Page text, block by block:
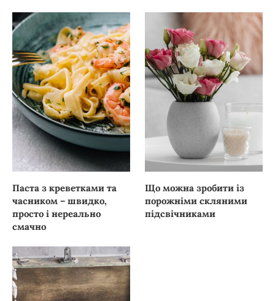
Паста з креветками та
часником – швидко,
просто і нереально
смачно
Що можна зробити із
порожніми скляними
підсвічниками